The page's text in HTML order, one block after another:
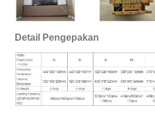
Detail Pengepakan